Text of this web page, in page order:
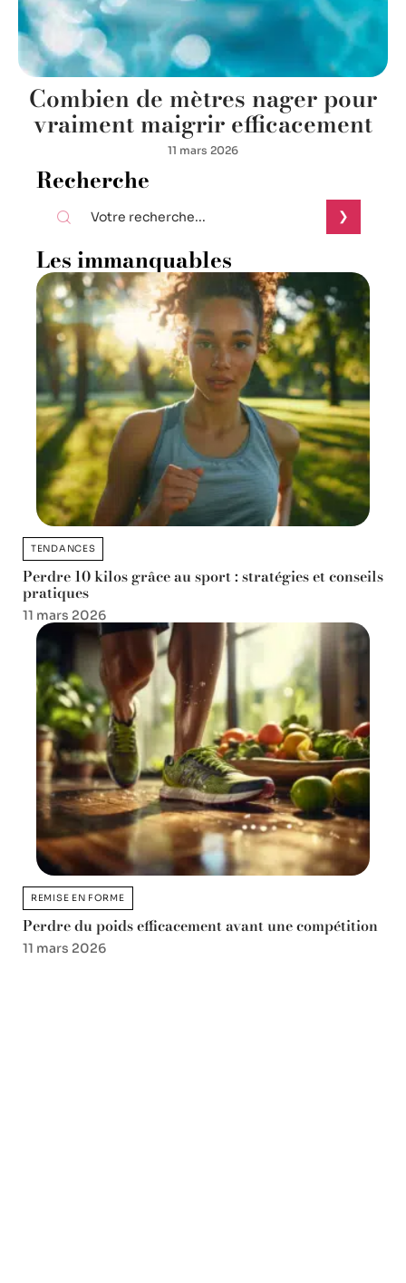
Combien de mètres nager pour
vraiment maigrir efficacement
11 mars 2026
Recherche
Les immanquables
TENDANCES
Perdre 10 kilos grâce au sport : stratégies et conseils
pratiques
11 mars 2026
REMISE EN FORME
Perdre du poids efficacement avant une compétition
11 mars 2026